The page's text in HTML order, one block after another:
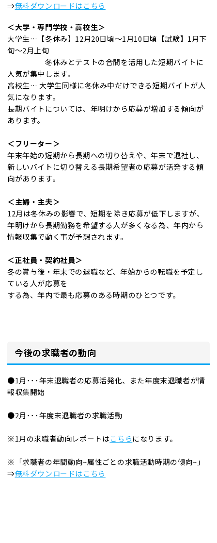
⇒無料ダウンロードはこちら
＜大学・専門学校・高校生＞
大学生…【冬休み】12月20日頃～1月10日頃【試験】1月下
旬～2月上旬
冬休みとテストの合間を活用した短期バイトに
人気が集中します。
高校生… 大学生同様に冬休み中だけできる短期バイトが人
気になります。
長期バイトについては、年明けから応募が増加する傾向が
あります。
＜フリーター＞
年末年始の短期から長期への切り替えや、年末で退社し、
新しいバイトに切り替える長期希望者の応募が活発する傾
向があります。
＜主婦・主夫＞
12月は冬休みの影響で、短期を除き応募が低下しますが、
年明けから長期勤務を希望する人が多くなる為、年内から
情報収集で動く事が予想されます。
＜正社員・契約社員＞
冬の賞与後・年末での退職など、年始からの転職を予定し
ている人が応募を
する為、年内で最も応募のある時期のひとつです。
今後の求職者の動向
●1月･･･年末退職者の応募活発化、また年度末退職者が情
報収集開始
●2月･･･年度末退職者の求職活動
※1月の求職者動向レポートはこちらになります。
※「求職者の年間動向~属性ごとの求職活動時期の傾向~」
⇒無料ダウンロードはこちら